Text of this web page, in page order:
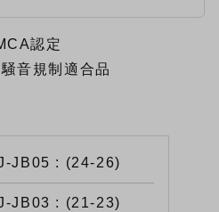
認定
音規制適合品
JB05 : (24-26)
JB03 : (21-23)